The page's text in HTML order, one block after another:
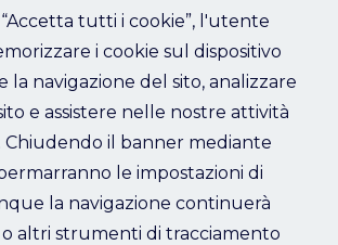
Refresh
tutti i cookie”, l'utente
i cookie sul dispositivo
la navigazione del sito, analizzare
e assistere nelle nostre attività
Chiudendo il banner mediante
le impostazioni di
la navigazione continuerà
o altri strumenti di tracciamento